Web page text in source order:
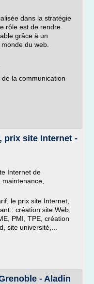
dans la stratégie
rôle est de rendre
grâce à un
du web.
la communication
prix site Internet -
Internet de
le prix site Internet,
: création site Web,
PMI, TPE, création
site université,...
- Aladin